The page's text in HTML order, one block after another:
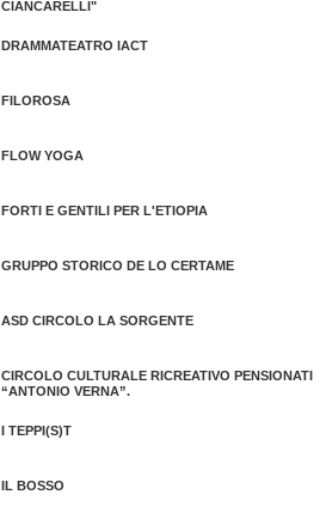
CIANCARELLI"
DRAMMATEATRO IACT
FILOROSA
FLOW YOGA
FORTI E GENTILI PER L'ETIOPIA
GRUPPO STORICO DE LO CERTAME
ASD CIRCOLO LA SORGENTE
CIRCOLO CULTURALE RICREATIVO PENSIONATI
“ANTONIO VERNA”.
I TEPPI(S)T
IL BOSSO